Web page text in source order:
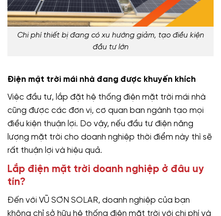
Chi phí thiết bị đang có xu hướng giảm, tạo điều kiện
đầu tư lớn
Điện mặt trời mái nhà đang được khuyến khích
Việc đầu tư, lắp đặt hệ thống điện mặt trời mái nhà
cũng được các đơn vị, cơ quan ban ngành tạo mọi
điều kiện thuận lợi. Do vậy, nếu đầu tư điện năng
lượng mặt trời cho doanh nghiệp thời điểm này thì sẽ
rất thuận lợi và hiệu quả.
Lắp điện mặt trời doanh nghiệp ở đâu uy
tín?
Đến với VŨ SƠN SOLAR, doanh nghiệp của bạn
không chỉ sở hữu hệ thống điện mặt trời với chi phí và